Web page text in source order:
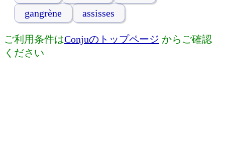
gangrène
assisses
ご利用条件はConjuのトップページ からご確認
ください